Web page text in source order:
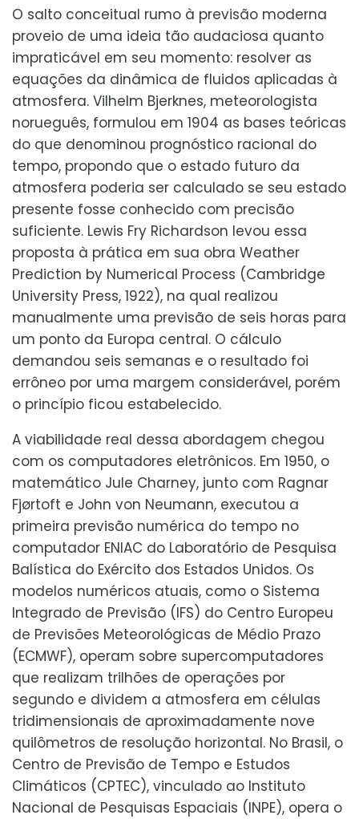
O salto conceitual rumo à previsão moderna
proveio de uma ideia tão audaciosa quanto
impraticável em seu momento: resolver as
equações da dinâmica de fluidos aplicadas à
atmosfera. Vilhelm Bjerknes, meteorologista
norueguês, formulou em 1904 as bases teóricas
do que denominou prognóstico racional do
tempo, propondo que o estado futuro da
atmosfera poderia ser calculado se seu estado
presente fosse conhecido com precisão
suficiente. Lewis Fry Richardson levou essa
proposta à prática em sua obra Weather
Prediction by Numerical Process (Cambridge
University Press, 1922), na qual realizou
manualmente uma previsão de seis horas para
um ponto da Europa central. O cálculo
demandou seis semanas e o resultado foi
errôneo por uma margem considerável, porém
o princípio ficou estabelecido.
A viabilidade real dessa abordagem chegou
com os computadores eletrônicos. Em 1950, o
matemático Jule Charney, junto com Ragnar
Fjørtoft e John von Neumann, executou a
primeira previsão numérica do tempo no
computador ENIAC do Laboratório de Pesquisa
Balística do Exército dos Estados Unidos. Os
modelos numéricos atuais, como o Sistema
Integrado de Previsão (IFS) do Centro Europeu
de Previsões Meteorológicas de Médio Prazo
(ECMWF), operam sobre supercomputadores
que realizam trilhões de operações por
segundo e dividem a atmosfera em células
tridimensionais de aproximadamente nove
quilômetros de resolução horizontal. No Brasil, o
Centro de Previsão de Tempo e Estudos
Climáticos (CPTEC), vinculado ao Instituto
Nacional de Pesquisas Espaciais (INPE), opera o